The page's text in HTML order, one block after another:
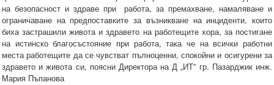
на безопасност и здраве при работа, за премахване, намаляване и
ограничаване на предпоставките за възникване на инциденти, които
биха застрашили живота и здравето на работещите хора, за постигане
на истинско благосъстояние при работа, така че на всички работни
места работещите да се чувстват пълноценни, спокойни и осигурени за
здравето и живота си, поясни Директора на Д „ИТ” гр. Пазарджик инж.
Мария Пъпанова